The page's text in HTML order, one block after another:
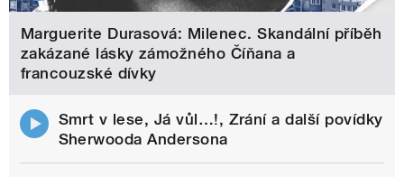
Marguerite Durasová: Milenec. Skandální příběh
zakázané lásky zámožného Číňana a
francouzské dívky
Smrt v lese, Já vůl…!, Zrání a další povídky
Sherwooda Andersona